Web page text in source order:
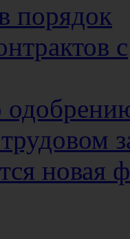
новая